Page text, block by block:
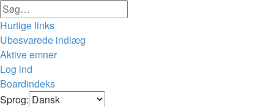
Hurtige links
Ubesvarede indlæg
Aktive emner
Log ind
Boardindeks
Søg
Sprog: